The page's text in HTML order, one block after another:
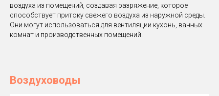
воздуха из помещений, создавая разряжение, которое
способствует притоку свежего воздуха из наружной среды.
Они могут использоваться для вентиляции кухонь, ванных
комнат и производственных помещений.
Воздуховоды